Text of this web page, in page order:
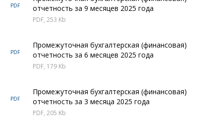
PDF
отчетность за 9 месяцев 2025 года
PDF, 253 Kb
PDF
Промежуточная бухгалтерская (финансовая)
отчетность за 6 месяцев 2025 года
PDF, 179 Kb
PDF
Промежуточная бухгалтерская (финансовая)
отчетность за 3 месяца 2025 года
PDF, 205 Kb